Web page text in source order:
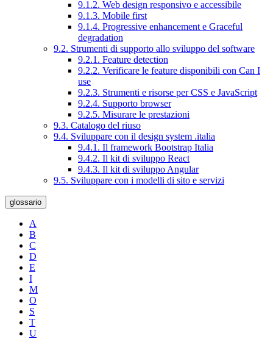
9.1.2. Web design responsivo e accessibile
9.1.3. Mobile first
9.1.4. Progressive enhancement e Graceful
degradation
9.2. Strumenti di supporto allo sviluppo del software
9.2.1. Feature detection
9.2.2. Verificare le feature disponibili con Can I
use
9.2.3. Strumenti e risorse per CSS e JavaScript
9.2.4. Supporto browser
9.2.5. Misurare le prestazioni
9.3. Catalogo del riuso
9.4. Sviluppare con il design system .italia
9.4.1. Il framework Bootstrap Italia
9.4.2. Il kit di sviluppo React
9.4.3. Il kit di sviluppo Angular
9.5. Sviluppare con i modelli di sito e servizi
glossario
A
B
C
D
E
I
M
O
S
T
U